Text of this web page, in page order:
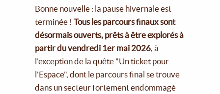
Bonne nouvelle : la pause hivernale est
terminée !Tous les parcours finaux sont
désormais ouverts, prêts à être explorés à
partir du vendredi 1er mai 2026 , à
l'exception de la quête "Un ticket pour
l'Espace", dont le parcours final se trouve
dans un secteur fortement endommagé